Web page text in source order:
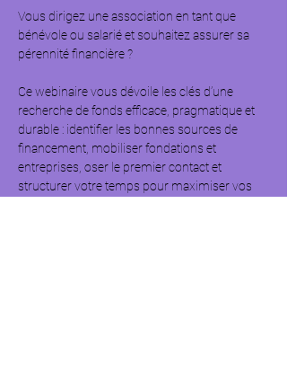
Vous dirigez une association en tant que
bénévole ou salarié et souhaitez assurer sa
pérennité financière ?
Ce webinaire vous dévoile les clés d’une
recherche de fonds efficace, pragmatique et
durable : identifier les bonnes sources de
financement, mobiliser fondations et
entreprises, oser le premier contact et
structurer votre temps pour maximiser vos